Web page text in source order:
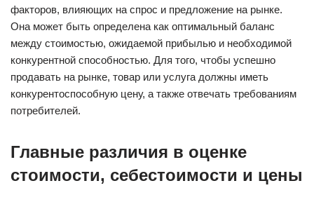
факторов, влияющих на спрос и предложение на рынке.
Она может быть определена как оптимальный баланс
между стоимостью, ожидаемой прибылью и необходимой
конкурентной способностью. Для того, чтобы успешно
продавать на рынке, товар или услуга должны иметь
конкурентоспособную цену, а также отвечать требованиям
потребителей.
Главные различия в оценке
стоимости, себестоимости и цены